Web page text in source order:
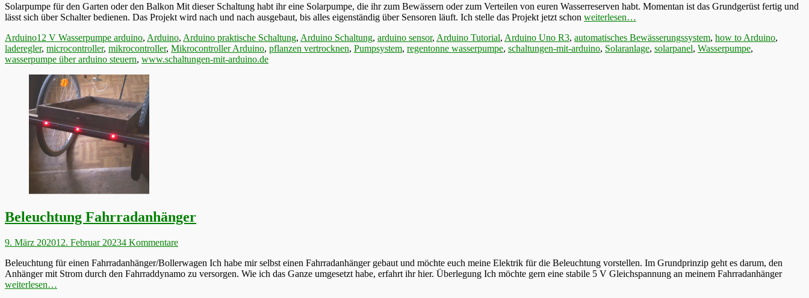
Solarpumpe für den Garten oder den Balkon Mit dieser Schaltung habt ihr eine Solarpumpe, die ihr zum Bewässern oder zum Verteilen von euren Wasserreserven habt. Momentan ist das Grundgerüst fertig und
lässt sich über Schalter bedienen. Das Projekt wird nach und nach ausgebaut, bis alles eigenständig über Sensoren läuft. Ich stelle das Projekt jetzt schon weiterlesen…
Kategorien
ArduinoSchlagworte
12 V Wasserpumpe arduino, Arduino, Arduino praktische Schaltung, Arduino Schaltung, arduino sensor, Arduino Tutorial, Arduino Uno R3, automatisches Bewässerungssystem, how to Arduino,
laderegler, microcontroller, mikrocontroller, Mikrocontroller Arduino, pflanzen vertrocknen, Pumpsystem, regentonne wasserpumpe, schaltungen-mit-arduino, Solaranlage, solarpanel, Wasserpumpe,
wasserpumpe über arduino steuern, www.schaltungen-mit-arduino.de
Beleuchtung Fahrradanhänger
Veröffentlicht
9. März 202012. Februar 20234 Kommentare
Beleuchtung für einen Fahrradanhänger/Bollerwagen Ich habe mir selbst einen Fahrradanhänger gebaut und möchte euch meine Elektrik für die Beleuchtung vorstellen. Im Grundprinzip geht es darum, den
Anhänger mit Strom durch den Fahrraddynamo zu versorgen. Wie ich das Ganze umgesetzt habe, erfahrt ihr hier. Überlegung Ich möchte gern eine stabile 5 V Gleichspannung an meinem Fahrradanhänger
weiterlesen…